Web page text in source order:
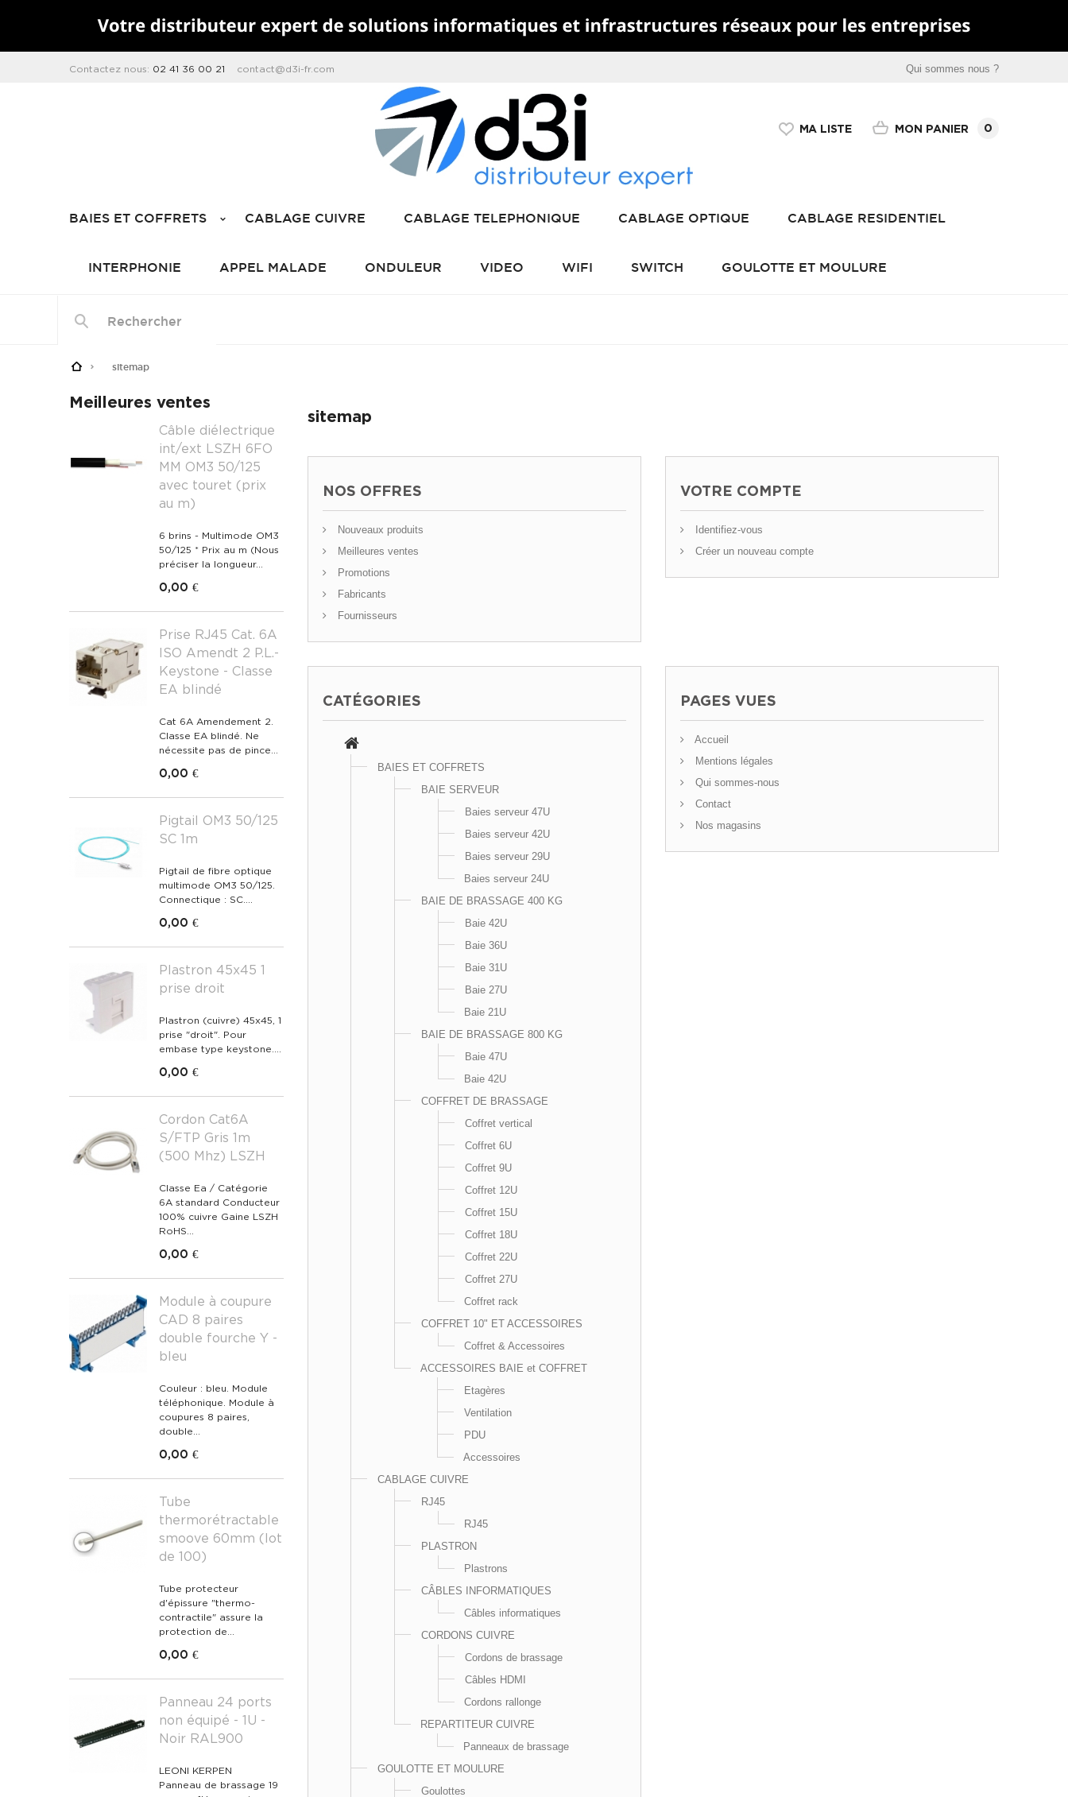
Qui sommes nous ?
Contactez nous: 02 41 36 00 21 contact@d3i-fr.com
MON PANIER 0
MA LISTE
BAIES ET COFFRETS CABLAGE CUIVRE CABLAGE TELEPHONIQUE CABLAGE OPTIQUE CABLAGE RESIDENTIEL
INTERPHONIE APPEL MALADE ONDULEUR VIDEO WIFI SWITCH GOULOTTE ET MOULURE
sitemap
Meilleures ventes
Câble diélectrique
int/ext LSZH 6FO
MM OM3 50/125
avec touret (prix
au m)
6 brins - Multimode OM3
50/125 * Prix au m (Nous
préciser la longueur...
0,00 €
Prise RJ45 Cat. 6A
ISO Amendt 2 P.L.-
Keystone - Classe
EA blindé
Cat 6A Amendement 2.
Classe EA blindé. Ne
nécessite pas de pince...
0,00 €
Pigtail OM3 50/125
SC 1m
Pigtail de fibre optique
multimode OM3 50/125.
Connectique : SC....
0,00 €
Plastron 45x45 1
prise droit
Plastron (cuivre) 45x45, 1
prise "droit". Pour
embase type keystone....
0,00 €
Cordon Cat6A
S/FTP Gris 1m
(500 Mhz) LSZH
Classe Ea / Catégorie
6A standard Conducteur
100% cuivre Gaine LSZH
RoHS...
0,00 €
Module à coupure
CAD 8 paires
double fourche Y -
bleu
Couleur : bleu. Module
téléphonique. Module à
coupures 8 paires,
double...
0,00 €
Tube
thermorétractable
smoove 60mm (lot
de 100)
Tube protecteur
d'épissure "thermo-
contractile" assure la
protection de...
0,00 €
Panneau 24 ports
non équipé - 1U -
Noir RAL900
LEONI KERPEN
Panneau de brassage 19
sitemap
NOS OFFRES
Nouveaux produits
Meilleures ventes
Promotions
Fabricants
Fournisseurs
VOTRE COMPTE
Identifiez-vous
Créer un nouveau compte
CATÉGORIES
BAIES ET COFFRETS
BAIE SERVEUR
Baies serveur 47U
Baies serveur 42U
Baies serveur 29U
Baies serveur 24U
BAIE DE BRASSAGE 400 KG
Baie 42U
Baie 36U
Baie 31U
Baie 27U
Baie 21U
BAIE DE BRASSAGE 800 KG
Baie 47U
Baie 42U
COFFRET DE BRASSAGE
Coffret vertical
Coffret 6U
Coffret 9U
Coffret 12U
Coffret 15U
Coffret 18U
Coffret 22U
Coffret 27U
Coffret rack
COFFRET 10" ET ACCESSOIRES
Coffret & Accessoires
ACCESSOIRES BAIE et COFFRET
Etagères
Ventilation
PDU
Accessoires
CABLAGE CUIVRE
RJ45
RJ45
PLASTRON
Plastrons
CÂBLES INFORMATIQUES
Câbles informatiques
CORDONS CUIVRE
Cordons de brassage
Câbles HDMI
Cordons rallonge
REPARTITEUR CUIVRE
Panneaux de brassage
GOULOTTE ET MOULURE
Goulottes
PAGES VUES
Accueil
Mentions légales
Qui sommes-nous
Contact
Nos magasins